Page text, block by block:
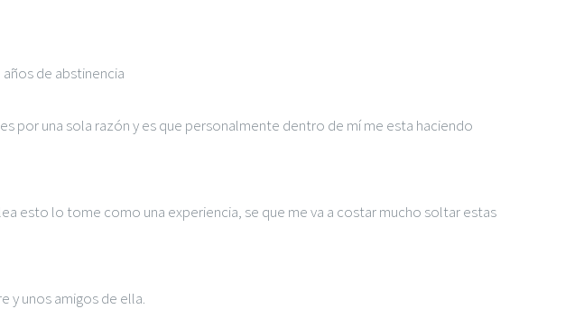
de abstinencia
por una sola razón y es que personalmente dentro de mí me esta haciendo
esto lo tome como una experiencia, se que me va a costar mucho soltar estas
y unos amigos de ella.